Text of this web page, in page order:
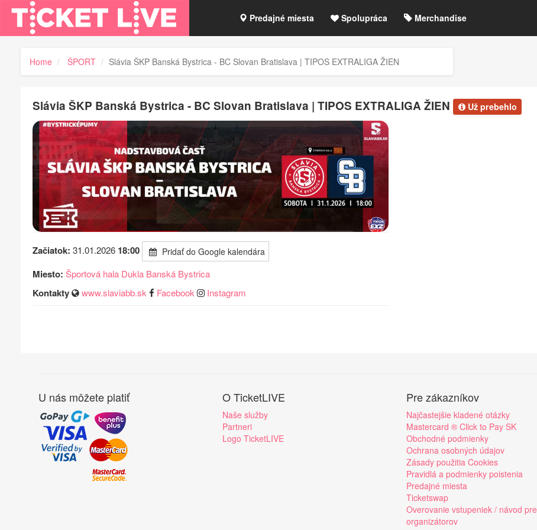
Predajné miesta Spolupráca Merchandise
Home ŠPORT Slávia ŠKP Banská Bystrica - BC Slovan Bratislava | TIPOS EXTRALIGA ŽIEN
Slávia ŠKP Banská Bystrica - BC Slovan Bratislava | TIPOS EXTRALIGA ŽIEN Už prebehlo
Začiatok: 31.01.2026 18:00 Pridať do Google kalendára
Miesto: Športová hala Dukla Banská Bystrica
Kontakty www.slaviabb.sk Facebook Instagram
U nás môžete platiť O TicketLIVE
Naše služby
Partneri
Logo TicketLIVE
Pre zákazníkov
Najčastejšie kladené otázky
Mastercard ® Click to Pay SK
Obchodné podmienky
Ochrana osobných údajov
Zásady použitia Cookies
Pravidlá a podmienky poistenia
Predajné miesta
Ticketswap
Overovanie vstupeniek / návod pre
organizátorov